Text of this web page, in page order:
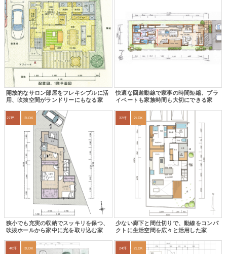
開放的なサロン部屋をフレキシブルに活
用、吹抜空間がランドリーにもなる家
快適な回遊動線で家事の時間短縮、プラ
イベートも家族時間も大切にできる家
2LDK
狭小でも充実の収納でスッキリを保つ、
吹抜ホールから家中に光を取り込む家
32坪 2LDK
少ない廊下と間仕切りで、動線をコンパ
クトに生活空間を広々と活用した家
40坪 3LDK 24坪 2LDK